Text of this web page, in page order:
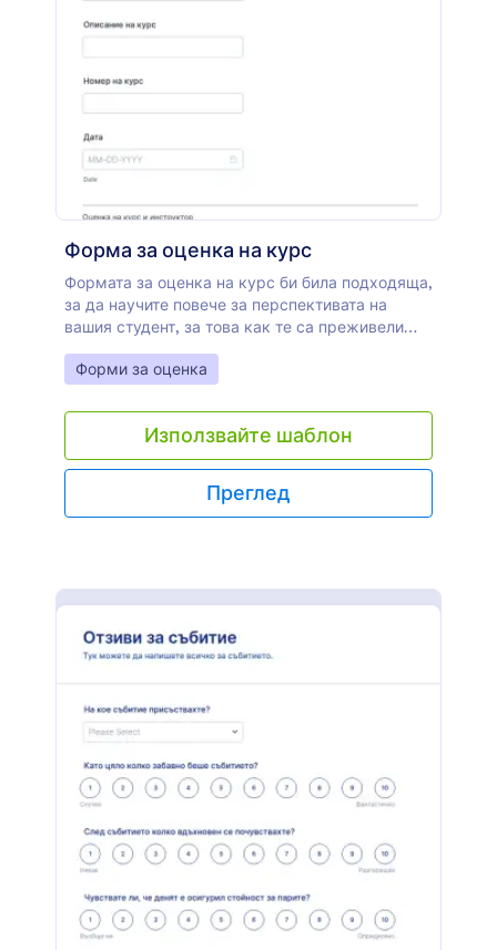
Форма за оценка на курс
Формата за оценка на курс би била подходяща,
за да научите повече за перспективата на
вашия студент, за това как те са преживели
курса, чрез адаптивни джаджи, които
позволяват на вашите ученици да оценят курса
форма за оценка на курс, впечатлението е, че
задавате анкета, но това също ще работи
страхотно, като бърза оценка на това как е
преминал курса за този семестър.
Go to Category:
Форми за оценка
Използвайте шаблон
Преглед